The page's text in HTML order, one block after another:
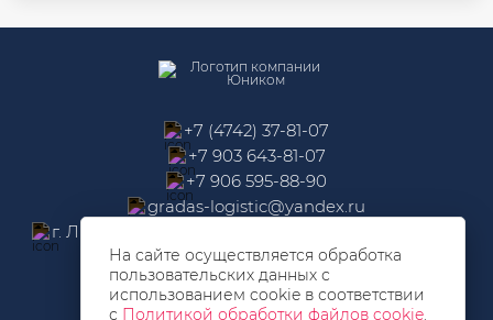
+7 (4742) 37-81-07
+7 903 643-81-07
+7 906 595-88-90
gradas-logistic@yandex.ru
г. Липецк, Площадь Петра Великого 3 офис 305а
МЫ НА СВЯЗИ
На сайте осуществляется обработка
пользовательских данных с
использованием cookie в соответствии
с Политикой обработки файлов cookie.